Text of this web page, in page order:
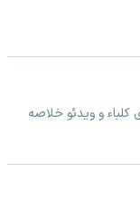
کلباء و ویدئو خلاصه